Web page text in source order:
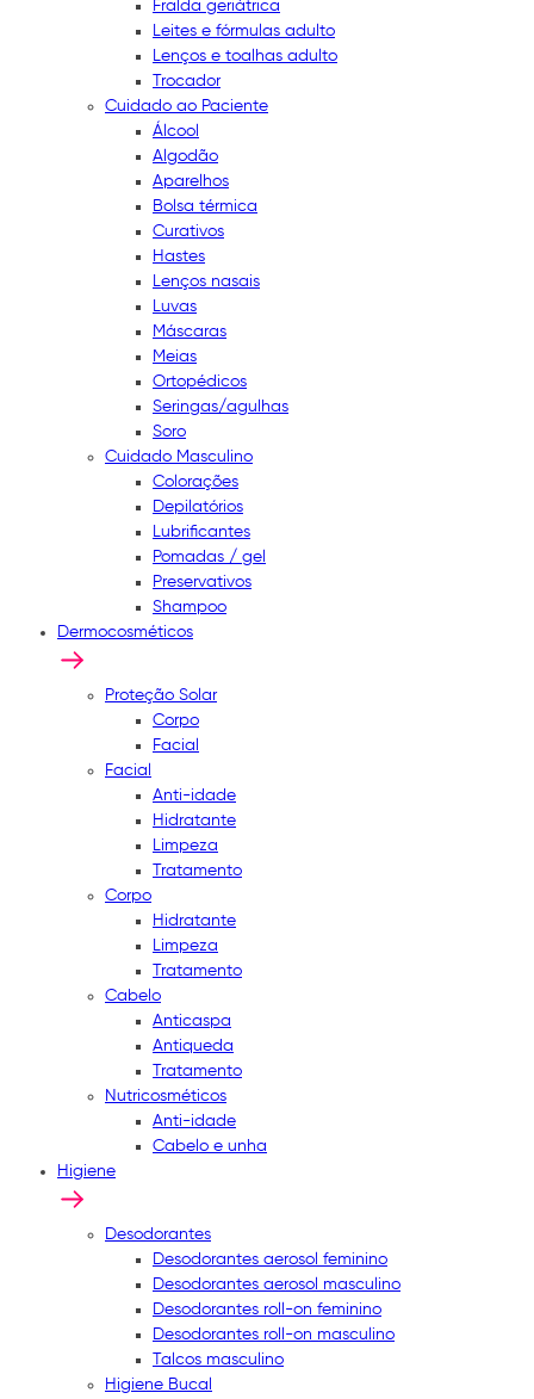
Fralda geriátrica
Leites e fórmulas adulto
Lenços e toalhas adulto
Trocador
Cuidado ao Paciente
Álcool
Algodão
Aparelhos
Bolsa térmica
Curativos
Hastes
Lenços nasais
Luvas
Máscaras
Meias
Ortopédicos
Seringas/agulhas
Soro
Cuidado Masculino
Colorações
Depilatórios
Lubrificantes
Pomadas / gel
Preservativos
Shampoo
Dermocosméticos
Proteção Solar
Corpo
Facial
Facial
Anti-idade
Hidratante
Limpeza
Tratamento
Corpo
Hidratante
Limpeza
Tratamento
Cabelo
Anticaspa
Antiqueda
Tratamento
Nutricosméticos
Anti-idade
Cabelo e unha
Higiene
Desodorantes
Desodorantes aerosol feminino
Desodorantes aerosol masculino
Desodorantes roll-on feminino
Desodorantes roll-on masculino
Talcos masculino
Higiene Bucal